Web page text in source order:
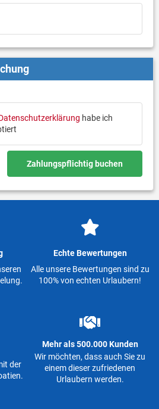
habe ich
Zahlungspflichtig buchen
Echte Bewertungen
Alle unsere Bewertungen sind zu
100% von echten Urlaubern!
der
Mehr als 500.000 Kunden
Wir möchten, dass auch Sie zu
einem dieser zufriedenen
Urlaubern werden.